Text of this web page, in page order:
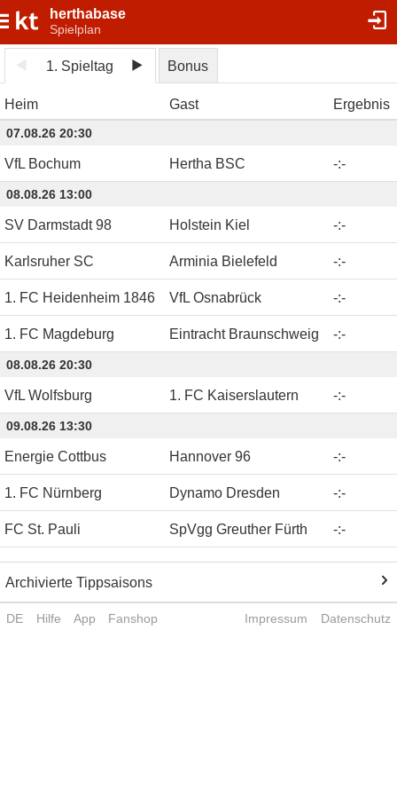
herthabase
Spielplan
1. Spieltag Bonus
Heim Gast Ergebnis
07.08.26 20:30
VfL Bochum Hertha BSC -:-
08.08.26 13:00
SV Darmstadt 98 Holstein Kiel -:-
Karlsruher SC Arminia Bielefeld -:-
1. FC Heidenheim 1846 VfL Osnabrück -:-
1. FC Magdeburg Eintracht Braunschweig -:-
08.08.26 20:30
VfL Wolfsburg 1. FC Kaiserslautern -:-
09.08.26 13:30
Energie Cottbus Hannover 96 -:-
1. FC Nürnberg Dynamo Dresden -:-
FC St. Pauli SpVgg Greuther Fürth -:-
Archivierte Tippsaisons
DE Hilfe App Fanshop Impressum Datenschutz